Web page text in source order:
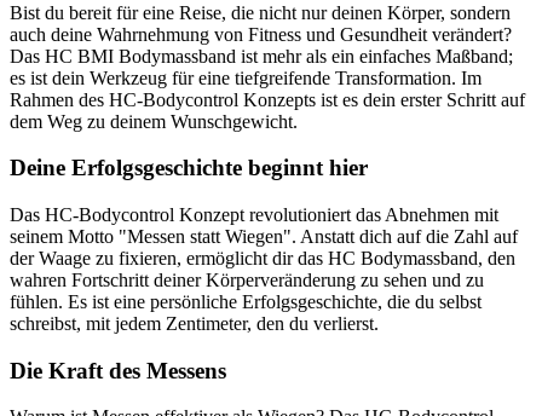
Bist du bereit für eine Reise, die nicht nur deinen Körper, sondern
auch deine Wahrnehmung von Fitness und Gesundheit verändert?
Das HC BMI Bodymassband ist mehr als ein einfaches Maßband;
es ist dein Werkzeug für eine tiefgreifende Transformation. Im
Rahmen des HC-Bodycontrol Konzepts ist es dein erster Schritt auf
dem Weg zu deinem Wunschgewicht.
Deine Erfolgsgeschichte beginnt hier
Das HC-Bodycontrol Konzept revolutioniert das Abnehmen mit
seinem Motto "Messen statt Wiegen". Anstatt dich auf die Zahl auf
der Waage zu fixieren, ermöglicht dir das HC Bodymassband, den
wahren Fortschritt deiner Körperveränderung zu sehen und zu
fühlen. Es ist eine persönliche Erfolgsgeschichte, die du selbst
schreibst, mit jedem Zentimeter, den du verlierst.
Die Kraft des Messens